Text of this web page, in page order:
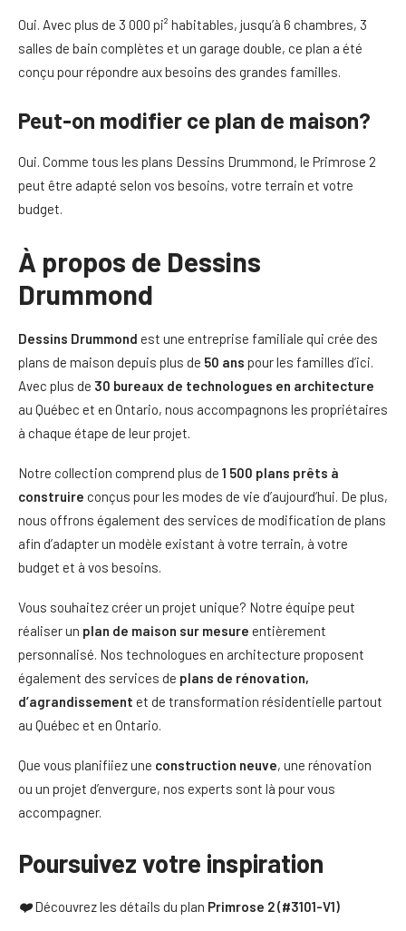
Oui. Avec plus de 3 000 pi² habitables, jusqu’à 6 chambres, 3
salles de bain complètes et un garage double, ce plan a été
conçu pour répondre aux besoins des grandes familles.
Peut-on modifier ce plan de maison?
Oui. Comme tous les plans Dessins Drummond, le Primrose 2
peut être adapté selon vos besoins, votre terrain et votre
budget.
À propos de Dessins
Drummond
Dessins Drummond est une entreprise familiale qui crée des
plans de maison depuis plus de 50 ans pour les familles d’ici.
Avec plus de 30 bureaux de technologues en architecture
au Québec et en Ontario, nous accompagnons les propriétaires
à chaque étape de leur projet.
Notre collection comprend plus de 1 500 plans prêts à
construire conçus pour les modes de vie d’aujourd’hui. De plus,
nous offrons également des services de modification de plans
afin d’adapter un modèle existant à votre terrain, à votre
budget et à vos besoins.
Vous souhaitez créer un projet unique? Notre équipe peut
réaliser un plan de maison sur mesure entièrement
personnalisé. Nos technologues en architecture proposent
également des services de plans de rénovation,
d’agrandissement et de transformation résidentielle partout
au Québec et en Ontario.
Que vous planifiiez une construction neuve, une rénovation
ou un projet d’envergure, nos experts sont là pour vous
accompagner.
Poursuivez votre inspiration
❤️Découvrez les détails du plan Primrose 2 (#3101-V1)